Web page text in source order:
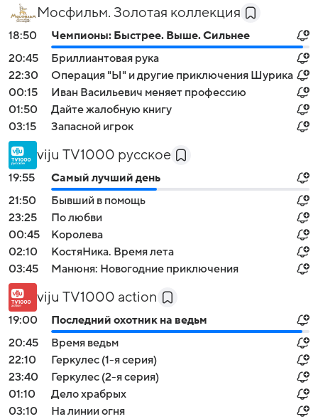
Мосфильм. Золотая коллекция
18:50
Чемпионы: Быстрее. Выше. Сильнее
20:45
Бриллиантовая рука
22:30
Операция "Ы" и другие приключения Шурика
00:15
Иван Васильевич меняет профессию
01:50
Дайте жалобную книгу
03:15
Запасной игрок
viju TV1000 русское
19:55
Самый лучший день
21:50
Бывший в помощь
23:25
По любви
00:45
Королева
02:10
КостяНика. Время лета
03:45
Манюня: Новогодние приключения
viju TV1000 action
19:00
Последний охотник на ведьм
20:45
Время ведьм
22:10
Геркулес (1-я серия)
23:40
Геркулес (2-я серия)
01:10
Дело храбрых
03:10
На линии огня